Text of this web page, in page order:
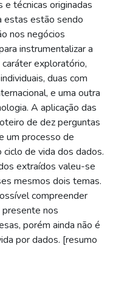
técnicas originadas
estas estão sendo
nos negócios
instrumentalizar a
exploratório,
duas com
e uma outra
A aplicação das
de dez perguntas
um processo de
de vida dos dados.
extraídos valeu-se
mesmos dois temas.
compreender
nos
porém ainda não é
por dados. [resumo